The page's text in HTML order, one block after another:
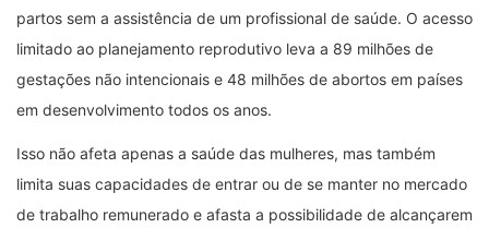
partos sem a assistência de um profissional de saúde. O acesso
limitado ao planejamento reprodutivo leva a 89 milhões de
gestações não intencionais e 48 milhões de abortos em países
em desenvolvimento todos os anos.
Isso não afeta apenas a saúde das mulheres, mas também
limita suas capacidades de entrar ou de se manter no mercado
de trabalho remunerado e afasta a possibilidade de alcançarem